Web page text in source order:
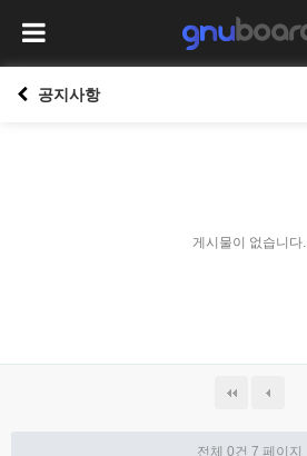
공지사항
게시물이 없습니다.
전체 0건 7 페이지